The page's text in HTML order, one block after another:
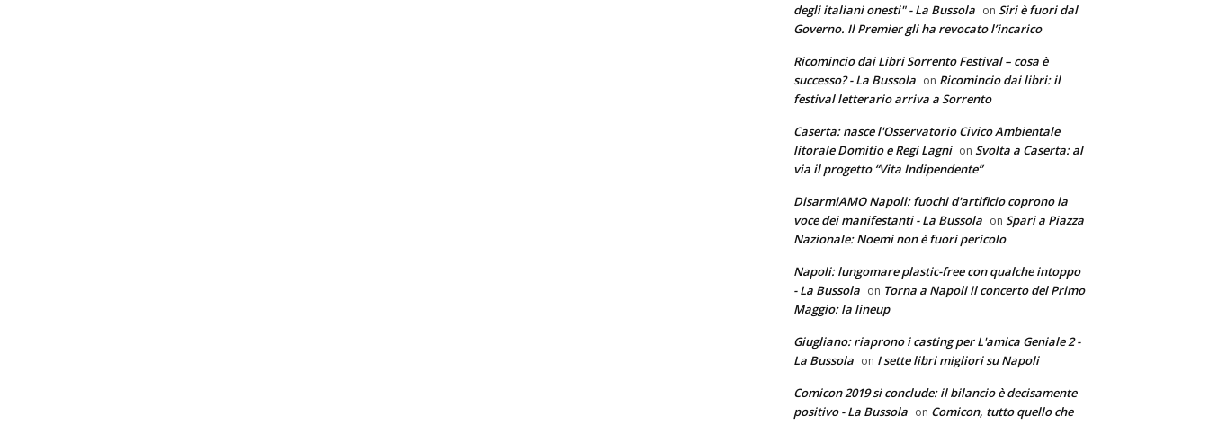
degli italiani onesti" - La Bussola on Siri è fuori dal
Governo. Il Premier gli ha revocato l’incarico
Ricomincio dai Libri Sorrento Festival – cosa è
successo? - La Bussola on Ricomincio dai libri: il
festival letterario arriva a Sorrento
Caserta: nasce l'Osservatorio Civico Ambientale
litorale Domitio e Regi Lagni on Svolta a Caserta: al
via il progetto “Vita Indipendente”
DisarmiAMO Napoli: fuochi d'artificio coprono la
voce dei manifestanti - La Bussola on Spari a Piazza
Nazionale: Noemi non è fuori pericolo
Napoli: lungomare plastic-free con qualche intoppo
- La Bussola on Torna a Napoli il concerto del Primo
Maggio: la lineup
Giugliano: riaprono i casting per L'amica Geniale 2 -
La Bussola on I sette libri migliori su Napoli
Comicon 2019 si conclude: il bilancio è decisamente
positivo - La Bussola on Comicon, tutto quello che